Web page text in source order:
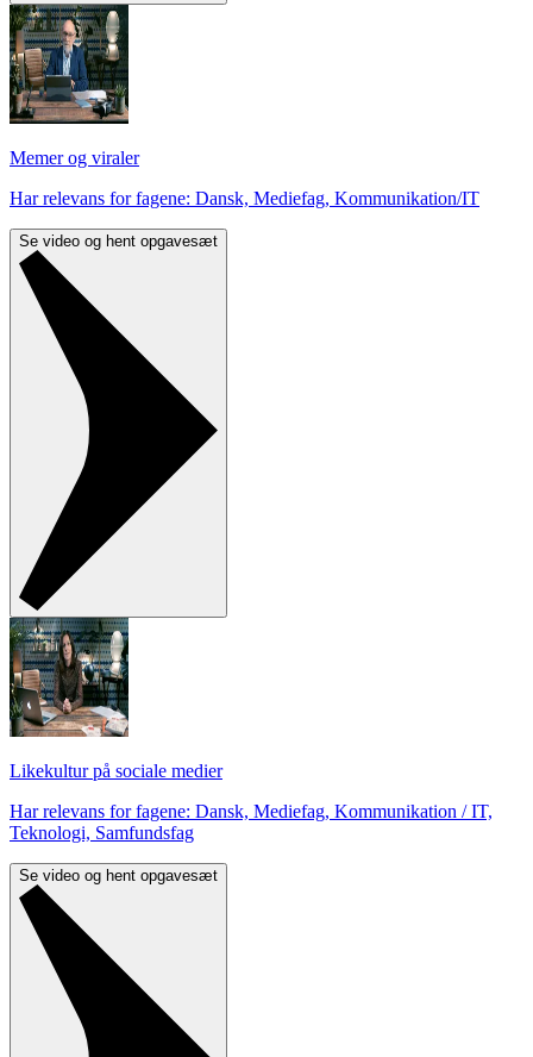
Memer og viraler
Har relevans for fagene: Dansk, Mediefag, Kommunikation/IT
Se video og hent opgavesæt
Likekultur på sociale medier
Har relevans for fagene: Dansk, Mediefag, Kommunikation / IT,
Teknologi, Samfundsfag
Se video og hent opgavesæt